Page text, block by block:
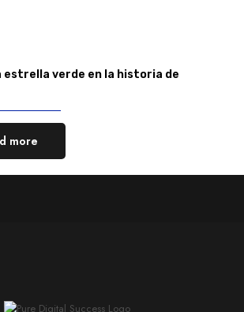
estrella verde en la historia de
more